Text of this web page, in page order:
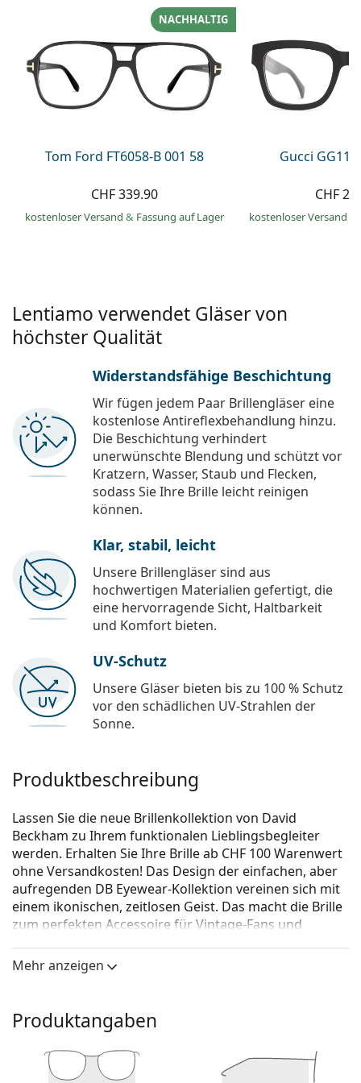
Prada
Alle Marken
Tom Ford FT6058-B 001 58
NACHHALTIG
CHF 339.90
kostenloser Versand & Fassung auf Lager
Gucci
CHF
kostenloser Versand
Lentiamo verwendet Gläser von
höchster Qualität
Widerstandsfähige Beschichtung
Wir fügen jedem Paar Brillengläser eine
kostenlose Antireflexbehandlung hinzu.
Die Beschichtung verhindert
unerwünschte Blendung und schützt vor
Kratzern, Wasser, Staub und Flecken,
sodass Sie Ihre Brille leicht reinigen
können.
Klar, stabil, leicht
Unsere Brillengläser sind aus
hochwertigen Materialien gefertigt, die
eine hervorragende Sicht, Haltbarkeit
und Komfort bieten.
UV-Schutz
Unsere Gläser bieten bis zu 100 % Schutz
vor den schädlichen UV-Strahlen der
Sonne.
Produktbeschreibung
Lassen Sie die neue Brillenkollektion von David
Beckham zu Ihrem funktionalen Lieblingsbegleiter
werden. Erhalten Sie Ihre Brille ab CHF 100 Warenwert
ohne Versandkosten! Das Design der einfachen, aber
aufregenden DB Eyewear-Kollektion vereinen sich mit
einem ikonischen, zeitlosen Geist. Das macht die Brille
zum perfekten Accessoire für Vintage-Fans und
starken Mann geeignet, der einen klassischen,
individuellen Look schätzt.
Männer.
Schauen Sie sich mit der virtuellen Anprobefunktion
von Lentiamo an, wie Sie in dieser Brille aussehen.
Mehr anzeigen
Produktangaben